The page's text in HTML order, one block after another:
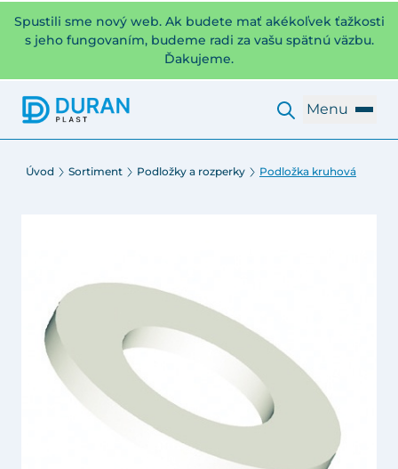
Spustili sme nový web. Ak budete mať akékoľvek ťažkosti
s jeho fungovaním, budeme radi za vašu spätnú väzbu.
Ďakujeme.
Menu
Úvod Sortiment Podložky a rozperky Podložka kruhová